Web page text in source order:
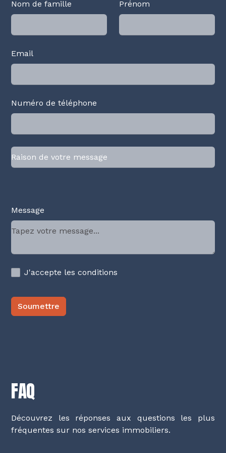
Nom de famille Prénom
Email
Numéro de téléphone
Message
J'accepte les conditions
FAQ
Découvrez les réponses aux questions les plus
fréquentes sur nos services immobiliers.